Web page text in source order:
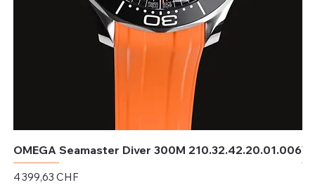
OMEGA Seamaster Diver 300M 210.32.42.20.01.006
Prix
4 399,63 CHF